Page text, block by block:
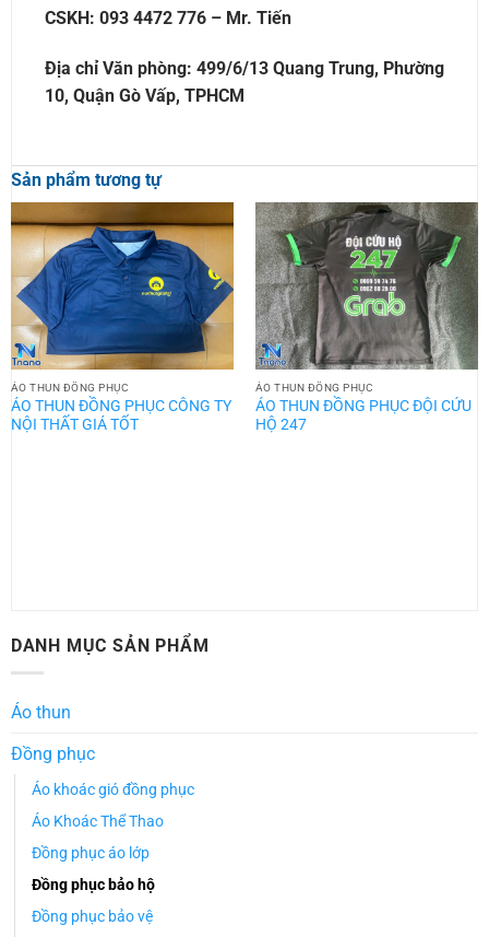
CSKH: 093 4472 776 – Mr. Tiến
Địa chỉ Văn phòng: 499/6/13 Quang Trung, Phường
10, Quận Gò Vấp, TPHCM
Sản phẩm tương tự
ÁO THUN ĐỒNG PHỤC
ÁO THUN ĐỒNG PHỤC CÔNG TY
NỘI THẤT GIÁ TỐT
ÁO THUN ĐỒNG PHỤC
ÁO THUN ĐỒNG PHỤC ĐỘI CỨU
HỘ 247
DANH MỤC SẢN PHẨM
Áo thun
Đồng phục
Áo khoác gió đồng phục
Áo Khoác Thể Thao
Đồng phục áo lớp
Đồng phục bảo hộ
Đồng phục bảo vệ